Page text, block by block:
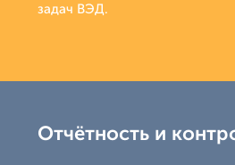
задач ВЭД.
Отчётность и